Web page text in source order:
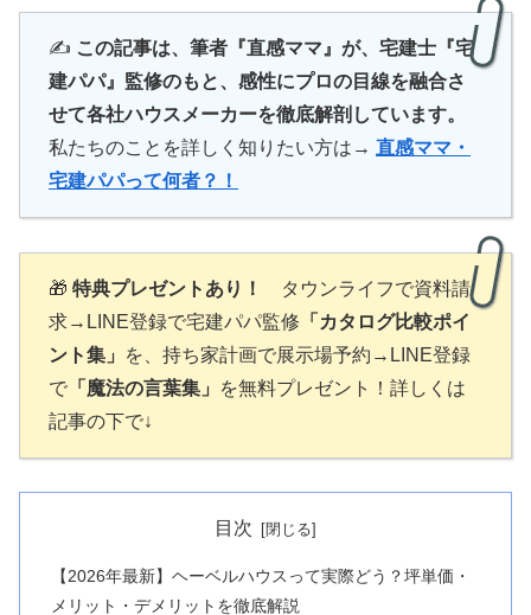
✍️ この記事は、筆者『直感ママ』が、宅建士『宅
建パパ』監修のもと、感性にプロの目線を融合さ
せて各社ハウスメーカーを徹底解剖しています。
私たちのことを詳しく知りたい方は→ 直感ママ・
宅建パパって何者？！
🎁 特典プレゼントあり！
タウンライフで資料請
求→LINE登録で宅建パパ監修 「カタログ比較ポイ
ント集」
を、持ち家計画で展示場予約→LINE登録
で 「魔法の言葉集」
を無料プレゼント！詳しくは
記事の下で↓
目次
【2026年最新】ヘーベルハウスって実際どう？坪単価・
メリット・デメリットを徹底解説